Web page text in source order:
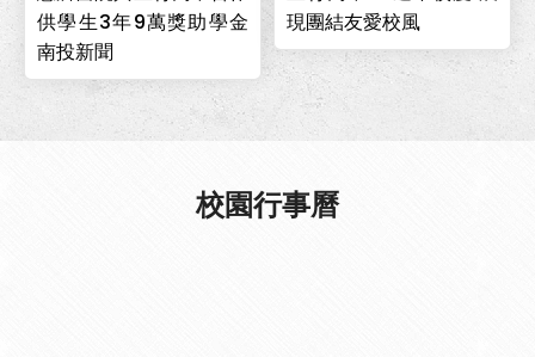
濟醫院簽署「攜手高昇獎助
學金」計畫，提供學生高中
在校期間3年9萬元，且畢業
後可至台中慈濟醫院工作。
供學生3年9萬獎助學金
南投新聞
現團結友愛校風
校園行事曆